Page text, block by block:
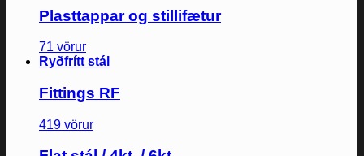
Plasttappar og stillifætur
71 vörur
Ryðfrítt stál
Fittings RF
419 vörur